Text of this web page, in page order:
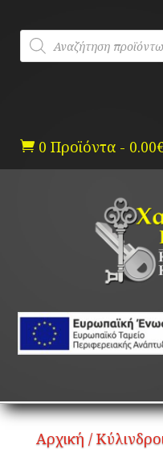
content
Products
search
 0 Προϊόντα - 0.00
Αρχική /